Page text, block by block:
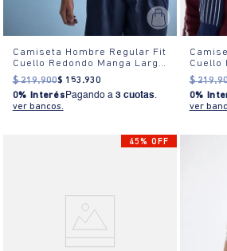
Camiseta Hombre Regular Fit
Cuello Redondo Manga Larga
Estampada Blanca
$ 219.900$ 153 .930
0% InterésPagando a 3 cuotas.
ver bancos.
Cuello
$ 219.
0%
ver
45% OFF